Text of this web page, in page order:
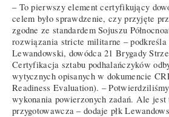
– To pierwszy element certyfikujący
celem było sprawdzenie, czy przyjęte
zgodne ze standardem Sojuszu
rozwiązania stricte militarne – podkreśla
Lewandowski, dowódca 21 Brygady
Certyfikacja sztabu podhalańczyków
wytycznych opisanych w dokumencie
Readiness Evaluation). –
wykonania powierzonych zadań. Ale
przygotowawcza – dodaje płk